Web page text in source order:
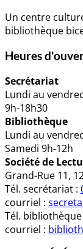
Un centre
bibliothèque
Heures
Secrétariat
Lundi au
9h-18h30
Bibliothèque
Lundi au
Samedi 9h-12h
Société de
Grand-Rue 11,
Tél. secrétariat :
courriel :
Tél. bibliothèque
courriel :